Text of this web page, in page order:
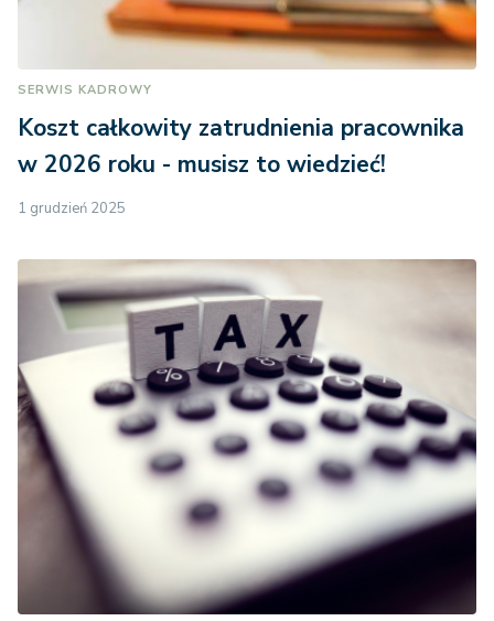
SERWIS KADROWY
Koszt całkowity zatrudnienia pracownika
w 2026 roku - musisz to wiedzieć!
1 grudzień 2025